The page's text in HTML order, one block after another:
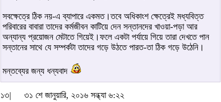
সবক্ষেত্রে ঠিক নয়-এ ব্যাপারে একমত।তবে অধিকাংশ ক্ষেত্রেই মধ্যবিত্ত
পরিবারের বাবারা তাদের কর্মজীবন কাটিয়ে দেন সন্তানদের খাওয়া-পড়া আর
অন্যান্য প্রয়োজন মেটাতে গিয়েই।ফলে একটা পর্যায়ে গিয়ে তারা দেখতে পান
সন্তানের সাথে যে সম্পর্কটা তাদের গড়ে উঠতে পারত-তা ঠিক গড়ে উঠেনি।
মন্তব্যের জন্য ধন্যবাদ
১৩|
৩১ শে জানুয়ারি, ২০১৬ সন্ধ্যা ৬:২২